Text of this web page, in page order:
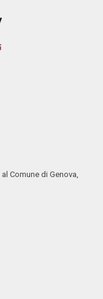
Comune di Genova,